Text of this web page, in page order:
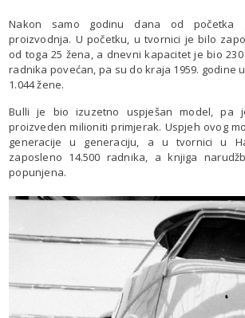
Nakon samo godinu dana od početka
proizvodnja. U početku, u tvornici je bilo
od toga 25 žena, a dnevni kapacitet je bio
radnika povećan, pa su do kraja 1959. godine
1.044 žene.
Bulli je bio izuzetno uspješan model, pa
proizveden milioniti primjerak. Uspjeh ovog
generacije u generaciju, a u tvornici u
zaposleno 14.500 radnika, a knjiga
popunjena.